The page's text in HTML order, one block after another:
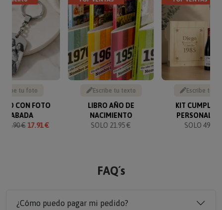
Sube tu foto
CON FOTO
GRABADA
19.90 €17.91 €
Escribe tu texto
LIBRO AÑO DE
NACIMIENTO
SOLO 21.95 €
Escribe tu
KIT
SOLO 49.90
FAQ´s
¿Cómo puedo pagar mi pedido?